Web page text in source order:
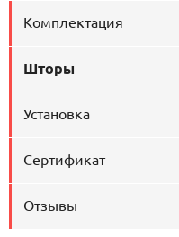
Комплектация
Шторы
Установка
Сертификат
Отзывы